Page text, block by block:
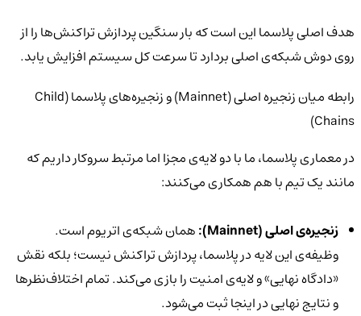
هدف اصلی پلاسما این است که بار سنگین پردازش تراکنش‌ها را از
روی دوش شبکه‌ی اصلی بردارد تا سرعت کل سیستم افزایش یابد.
رابطه میان زنجیره اصلی (Mainnet) و زنجیره‌های پلاسما (Child
Chains)
در معماری پلاسما، ما با دو لایه‌ی مجزا اما مرتبط سروکار داریم که
مانند یک تیم با هم همکاری می‌کنند:
زنجیره‌ی اصلی (Mainnet
):همان شبکه‌ی اتریوم است.
وظیفه‌ی این لایه در پلاسما، پردازش تراکنش نیست؛ بلکه نقش
«دادگاه نهایی» و لایه‌ی امنیت را بازی می‌کند. تمام اختلاف‌نظرها
و نتایج نهایی در اینجا ثبت می‌شود.